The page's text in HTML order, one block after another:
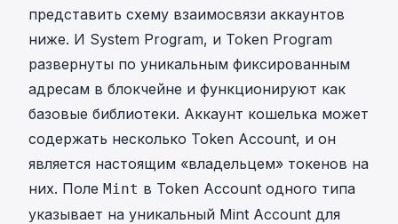
представить схему взаимосвязи аккаунтов
ниже. И System Program, и Token Program
развернуты по уникальным фиксированным
адресам в блокчейне и функционируют как
базовые библиотеки. Аккаунт кошелька может
содержать несколько Token Account, и он
является настоящим «владельцем» токенов на
них. Поле Mint в Token Account одного типа
указывает на уникальный Mint Account для